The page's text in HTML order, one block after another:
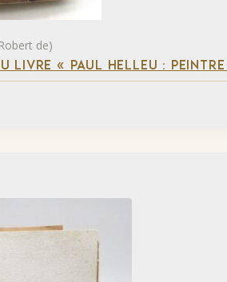
de)
LIVRE « PAUL HELLEU :